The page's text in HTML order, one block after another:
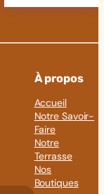
À propos
Accueil
Notre Savoir-
Faire
Notre
Terrasse
Nos
Boutiques